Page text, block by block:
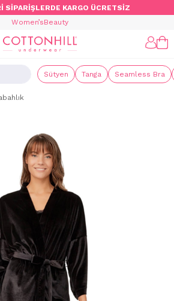
SİPARİŞLERDE KARGO ÜCRETSİZ
Women’sBeauty
Sütyen Tanga Seamless Bra